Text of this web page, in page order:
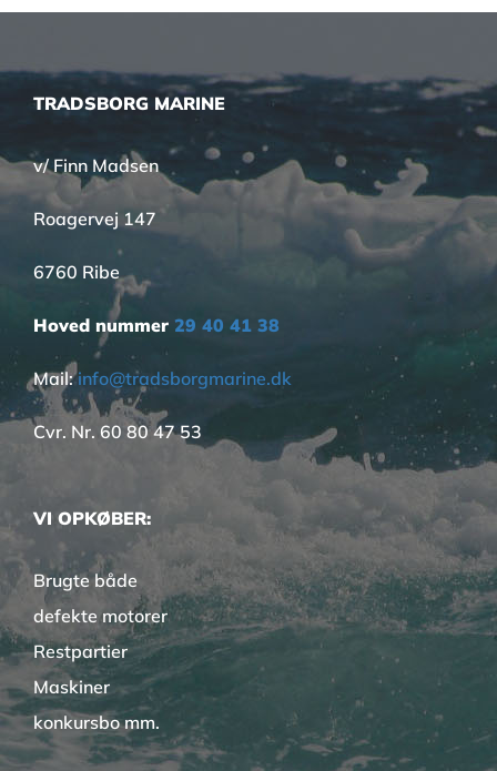
TRADSBORG MARINE
v/ Finn Madsen
Roagervej 147
6760 Ribe
Hoved nummer 29 40 41 38
Mail:info@tradsborgmarine.dk
Cvr. Nr. 60 80 47 53
VI OPKØBER:
Brugte både
defekte motorer
Restpartier
Maskiner
konkursbo mm.